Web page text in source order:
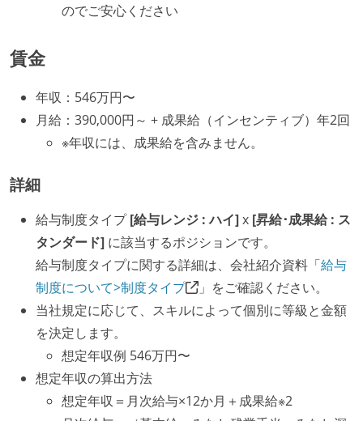
のでご安心ください
賃金
年収：546万円〜
月給：390,000円～ + 成果給（インセンティブ）年2回
※年収には、成果給を含みません。
詳細
給与制度タイプ[給与レンジ : ハイ]x [昇給･成果給 : ス
タンダード] に該当するポジションです。
給与制度タイプに関する詳細は、会社紹介資料「給与
制度について>制度タイプ
」をご確認ください。
当社規定に応じて、スキルによって個別に等級と金額
を決定します。
想定年収例 546万円〜
想定年収の算出方法
想定年収＝月次給与×12か月＋成果給※2